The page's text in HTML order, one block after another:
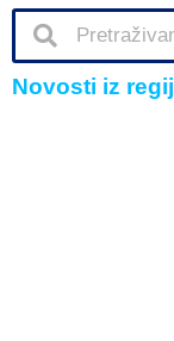
Novosti iz